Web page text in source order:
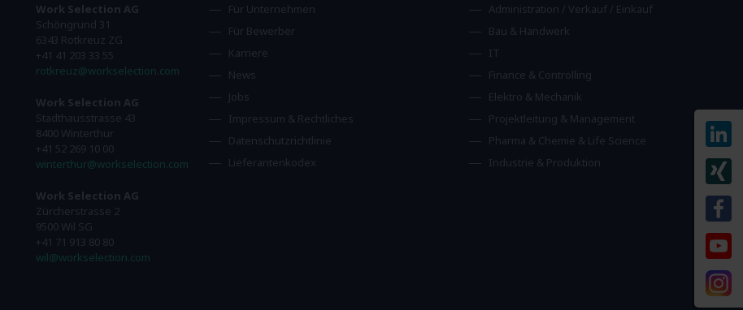
Work Selection AG
Schöngrund 31
6343 Rotkreuz ZG
+41 41 203 33 55
rotkreuz@workselection.com
Work Selection AG
Stadthausstrasse 43
8400 Winterthur
+41 52 269 10 00
winterthur@workselection.com
Work Selection AG
Zürcherstrasse 2
9500 Wil SG
+41 71 913 80 80
wil@workselection.com
Für Unternehmen
Für Bewerber
Karriere
News
Jobs
Impressum & Rechtliches
Datenschutzrichtlinie
Lieferantenkodex
Administration / Verkauf / Einkauf
Bau & Handwerk
IT
Finance & Controlling
Elektro & Mechanik
Projektleitung & Management
Pharma & Chemie & Life Science
Industrie & Produktion